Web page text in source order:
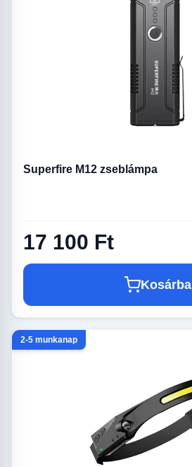
Superfire M12 zseblámpa
17 100 Ft
Kosárba
2-5 munkanap